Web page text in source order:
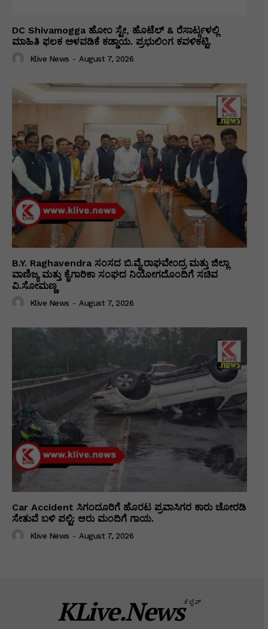
DC Shivamogga ಹೋಂ ಸ್ಟೇ, ಹೊಟೆಲ್ & ರೆಸಾರ್ಟ್ಗಳಲ್ಲಿ
ಮಾಹಿತಿ ಫಲಕ ಅಳವಡಿಕೆ ಕಡ್ಡಾಯ. ಪ್ರಭುಲಿಂಗ ಕವಳಿಕಟ್ಟಿ.
Klive News - August 7, 2026
B.Y. Raghavendra ಸಂಸದ ಬಿ.ವೈ.ರಾಘವೇಂದ್ರ ಮತ್ತು ಜಿಲ್ಲಾ
ವಾಣಿಜ್ಯ ಮತ್ತು ಕೈಗಾರಿಕಾ ಸಂಘದ ನಿಯೋಗದೊಂದಿಗೆ ಸಚಿವ
ವಿ‌.ಸೋಮಣ್ಣ
Klive News - August 7, 2026
Car Accident ಸಿಗಂದೂರಿಗೆ ಹೊರಟ ಪ್ರವಾಸಿಗರ ಕಾರು ಚೋರಡಿ
ಸೇತುವೆ ಬಳಿ ಪಲ್ಟಿ: ಆರು ಮಂದಿಗೆ ಗಾಯ.
Klive News - August 7, 2026
KLive.Newsಕೆಲೈವ್